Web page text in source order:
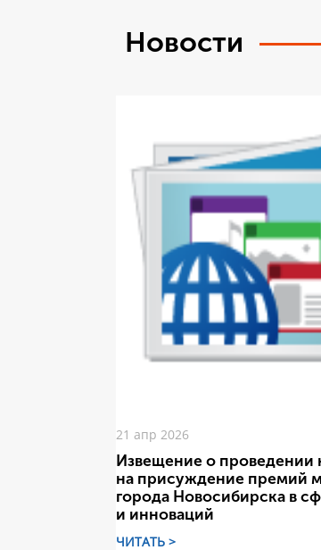
Новости
21 апр 2026
Извещение о проведении
на присуждение премий
города Новосибирска в
и инноваций
ЧИТАТЬ >